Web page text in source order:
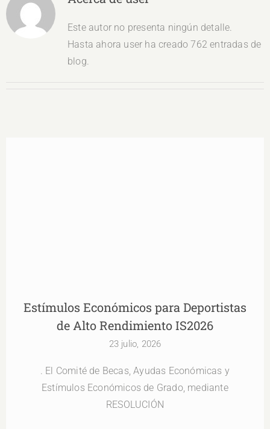
Este autor no presenta ningún detalle.
Hasta ahora user ha creado 762 entradas de
blog.
Estímulos Económicos para Deportistas
de Alto Rendimiento IS2026
23 julio, 2026
. El Comité de Becas, Ayudas Económicas y
Estímulos Económicos de Grado, mediante
RESOLUCIÓN